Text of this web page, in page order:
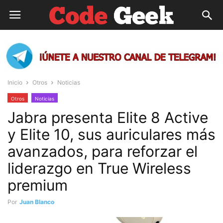
Inicio Otros Noticias
Otros Noticias
Jabra presenta Elite 8 Active
y Elite 10, sus auriculares más
avanzados, para reforzar el
liderazgo en True Wireless
premium
Por Juan Blanco